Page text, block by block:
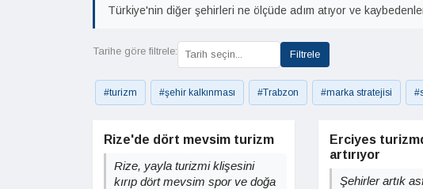
Türkiye'nin diğer şehirleri ne ölçüde adım atıyor ve
Tarihe göre filtrele: Filtrele
#turizm #şehir kalkınması #Trabzon #marka stratejisi
Rize'de dört mevsim turizm
Rize, yayla turizmi klişesini
kırıp dört mevsim spor ve doğa
Erciyes
artırıyor
Şehirler artık